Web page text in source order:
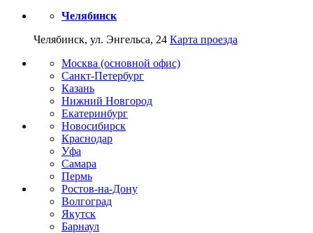
Челябинск
Челябинск, ул. Энгельса, 24 Карта проезда
Москва (основной офис)
Санкт-Петербург
Казань
Нижний Новгород
Екатеринбург
Новосибирск
Краснодар
Уфа
Самара
Пермь
Ростов-на-Дону
Волгоград
Якутск
Барнаул